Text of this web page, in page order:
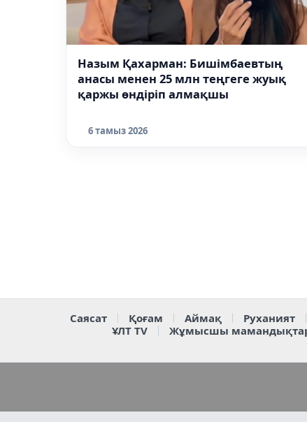
Назым Қахарман: Бишімбаевтың
анасы менен 25 млн теңгеге жуық
қаржы өндіріп алмақшы
6 тамыз 2026
Саясат Қоғам Аймақ Руханият
ҰЛТ TV
Жұмысшы